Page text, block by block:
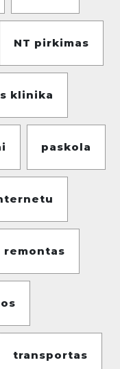
NT pirkimas
klinika
paskola
remontas
transportas